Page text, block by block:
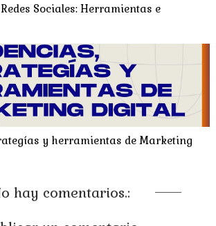
Sociales: Herramientas e
y herramientas de Marketing
hay comentarios.: